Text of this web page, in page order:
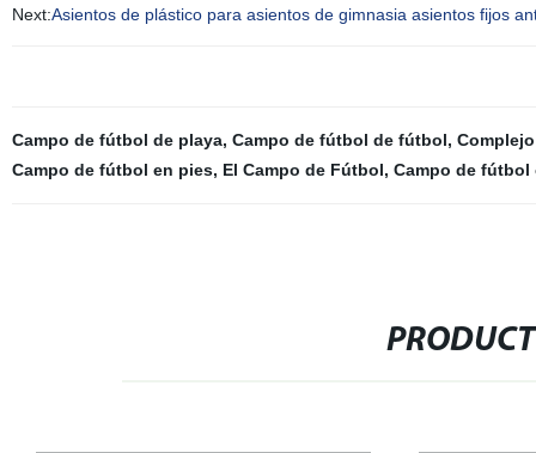
Next:Asientos de plástico para asientos de gimnasia asientos fijos
Campo de fútbol de playa, Campo de fútbol de fútbol,
Campo de fútbol en pies, El Campo de Fútbol, Campo de fútbol